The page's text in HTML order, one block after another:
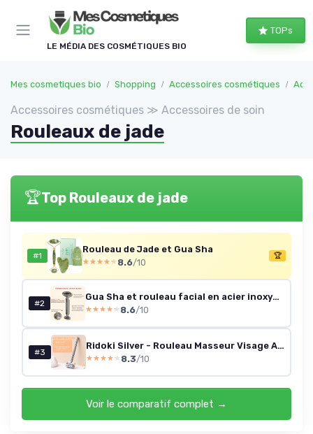
LE MÉDIA DES COSMÉTIQUES BIO
TOPs
Mes cosmetiques bio Shopping Accessoires cosmétiques
Accessoires cosmétiques ≫ Accessoires de soin
Rouleaux de jade
🏆Top Rouleaux de jade
#1
Rouleau de Jade et Gua Sha
★★★★★
★★★★★ 8.6/10
🏆
#2
Gua Sha et rouleau facial en acier inoxydable, masseur facial manuel et outil GuaSha, sculpte la ligne de la mâchoire et réduit les poches, cadeau de soin de la peau (Argent) Argenté
★★★★★
★★★★★ 8.6/10
#3
Ridoki Silver - Rouleau Masseur Visage Anti-Age - Roller Visage Lifting Naturel, Lissant, Raffermissant, Stimulant
★★★★★
★★★★★ 8.3/10
Voir le comparatif complet →
Panneau de gestion des cookies